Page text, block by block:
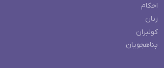
احکام
زنان
کولبران
پناهجویان